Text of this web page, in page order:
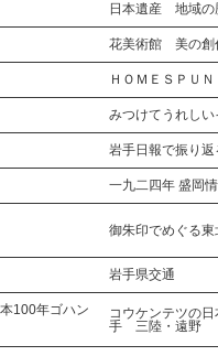
日本遺産 地域
花美術館 美の創
ＨＯＭＥＳＰＵ
みつけてうれし
岩手日報で振り
一九二四年 盛岡
御朱印でめぐる東
岩手県交通
100年ゴハン
コウケンテツの
手 三陸・遠野